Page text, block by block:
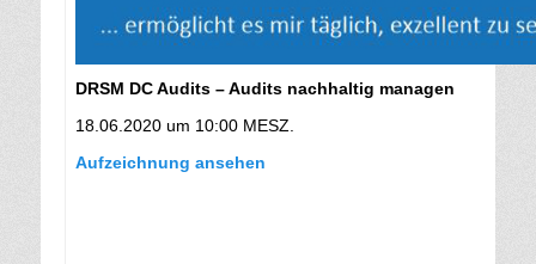
DRSM DC Audits – Audits nachhaltig managen
18.06.2020 um 10:00 MESZ.
Aufzeichnung ansehen